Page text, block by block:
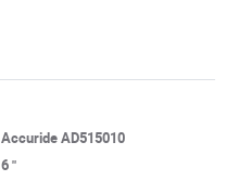
Accuride AD515010
6 "